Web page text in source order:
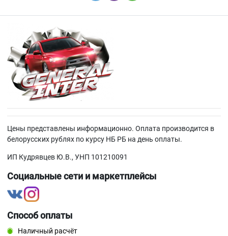
Цены представлены информационно. Оплата производится в
белорусских рублях по курсу НБ РБ на день оплаты.
ИП Кудрявцев Ю.В., УНП 101210091
Социальные сети и маркетплейсы
Способ оплаты
Наличный расчёт